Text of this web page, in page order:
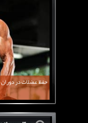
حفظ عضلات در
سرگی کنستانس
روش های افزایش
فارماتون چیست؟
کلن بوترول Clenbuterol
CJC1295 | سی جی سی 1295
11 توصیه برای کاهش اشتها
معرفی یک برنامه
چربی سوزی با چای
بیوگرافی علی
منابع پروتئینی